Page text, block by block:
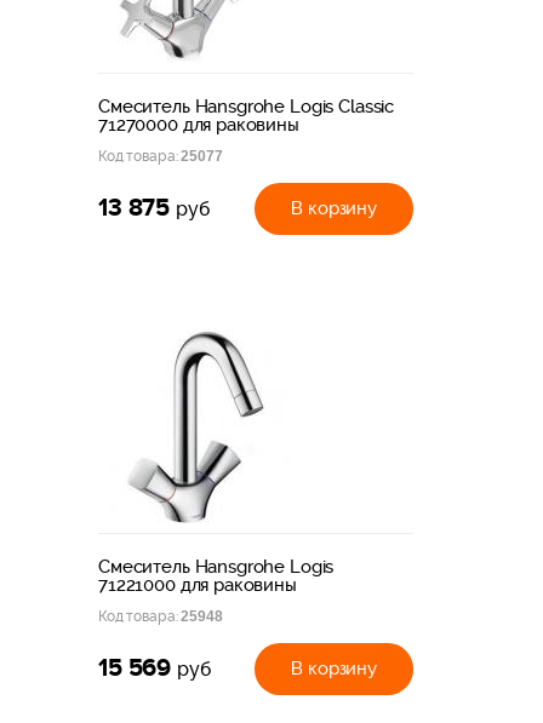
Смеситель Hansgrohe Logis Classic
71270000 для раковины
Код товара:25077
13 875 руб В корзину
Смеситель Hansgrohe Logis
71221000 для раковины
Код товара:25948
15 569 руб В корзину